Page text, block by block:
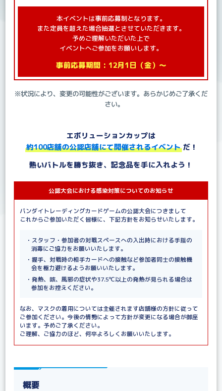
本イベントは事前応募制となります。
また定員を超えた場合抽選とさせていただきます。
予めご理解いただいた上で
イベントへご参加をお願いします。
事前応募期間 : 12月1日（金）～
※状況により、変更の可能性がございます。あらかじめご了承くだ
さい。
エボリューションカップは
約100店舗の公認店舗にて開催されるイベント だ！
熱いバトルを勝ち抜き、記念品を手に入れよう！
公認大会における感染対策についてのお知らせ
バンダイトレーディングカードゲームの公認大会につきまして
これからご参加いただく皆様に、下記方針をお知らせいたします。
・スタッフ・参加者の対戦スペースへの入出時における手指の
消毒にご協力をお願いいたします。
・握手、対戦時の相手カードへの接触など参加者同士の接触機
会を極力避けるようお願いいたします。
・発熱、咳、風邪の症状や37.5℃以上の発熱が見られる場合は
参加をお控えください。
なお、マスクの着用については主催されます店舗様の方針に従って
ご参加ください。今後の情勢によって方針が変更になる場合が御座
います。予めご了承ください。
ご理解、ご協力のほど、何卒よろしくお願いいたします。
概要